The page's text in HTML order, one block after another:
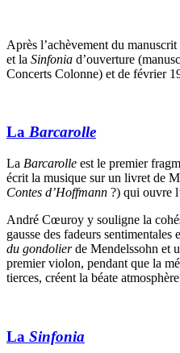
Après l’achèvement du
et la Sinfonia d’ouverture
Concerts Colonne) et de février
La Barcarolle
La Barcarolle est le premier
écrit la musique sur un livret de
Contes d’Hoffmann ?) qui ouvre
André Cœuroy y souligne la
gausse des fadeurs
du gondolierde Mendelssohn et
premier violon, pendant que la
tierces, créent la béate
La Sinfonia